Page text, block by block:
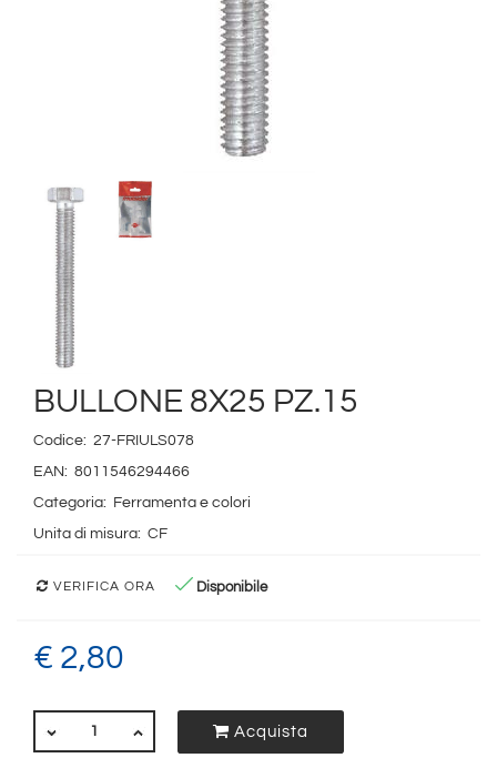
BULLONE 8X25 PZ.15
Codice: 27-FRIULS078
EAN: 8011546294466
Categoria:
Ferramenta e colori
Unita di misura: CF
VERIFICA ORA Disponibile
€ 2,80
Acquista